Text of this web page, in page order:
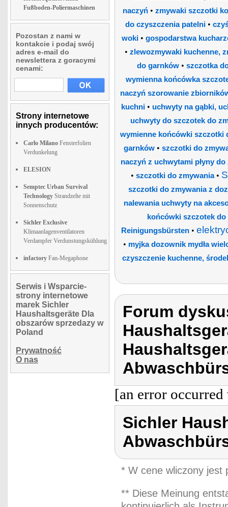
Fußboden-Poliermaschinen
Pozostan z nami w
kontakcie i podaj swój
adres e-mail do
newslettera z goracymi
cenami:
Strony internetowe
innych producentów:
Carlo Milano Fensterfolien
Verdunkelung
ELESION
Semptec Urban Survival
Technology Strandzelte mit
Sonnenschutz
Sichler Exclusive
Klimaanlagenventilatoren
Verdampfer Verdunstungskühlung
infactory Fan-Megaphone
Serwis i Wsparcie-
strony internetowe
marek Sichler
Haushaltsgeräte Dla
obszarów sprzedazy w
Poland
Prywatność
O nas
naczyń• zmywaki szczotki
do czyszczenia patelni •
woki• gospodarstwa
• zlewozmywaki kuchenne,
do garnków• szczotka
wymienna końcówka
naczyń szorowanie
kuchni • uchwyty na gąbki,
uchwyty do szczotek do
wymienne końcówki szczotki
garnków• szczotki do
naczyń z uchwytami płyny
• szczotki do zmywania•
szczotki do zmywania z
nalewania uchwyty na
końcówki szczotek
Reinigungsbürsten •
• myjka dozownik mydła
czyszczenie kuchenne,
Forum
[an error
Sichler
* W cene wliczony jest
** Diese Meinung